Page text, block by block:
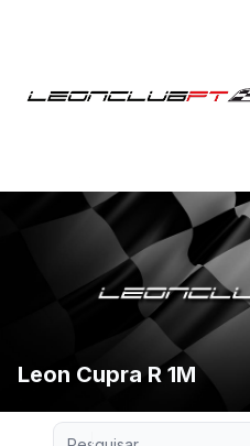
Leon Cupra R 1M
Pesquisa avançada